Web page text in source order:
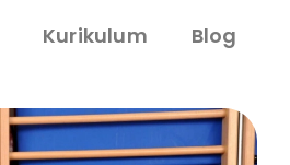
Kurikulum Blog